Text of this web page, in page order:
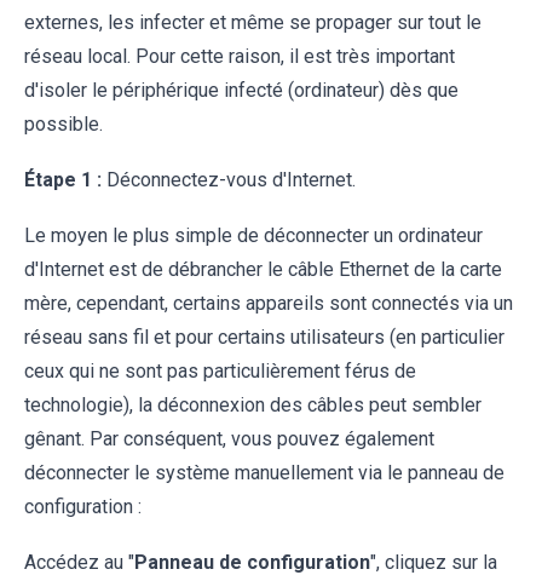
externes, les infecter et même se propager sur tout le
réseau local. Pour cette raison, il est très important
d'isoler le périphérique infecté (ordinateur) dès que
possible.
Étape 1 : Déconnectez-vous d'Internet.
Le moyen le plus simple de déconnecter un ordinateur
d'Internet est de débrancher le câble Ethernet de la carte
mère, cependant, certains appareils sont connectés via un
réseau sans fil et pour certains utilisateurs (en particulier
ceux qui ne sont pas particulièrement férus de
technologie), la déconnexion des câbles peut sembler
gênant. Par conséquent, vous pouvez également
déconnecter le système manuellement via le panneau de
configuration :
Accédez au "Panneau de configuration", cliquez sur la